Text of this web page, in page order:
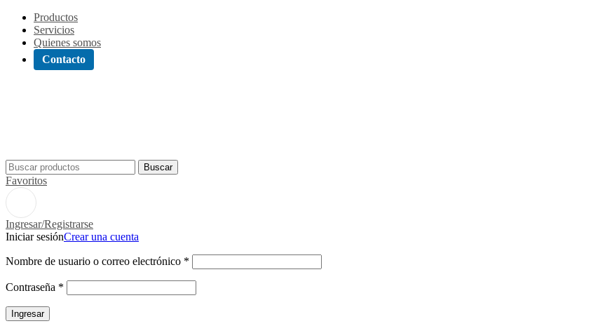
Productos
Servicios
Quienes somos
Contacto
Buscar
Favoritos
Ingresar/Registrarse
Iniciar sesiónCrear una cuenta
Nombre de usuario o correo electrónico *
Contraseña *
Ingresar